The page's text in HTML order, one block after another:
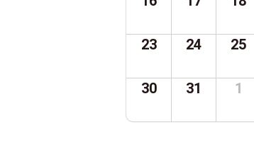
23 24 25
30 31 1